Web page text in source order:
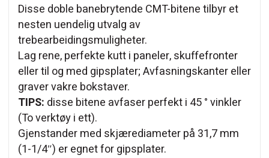
Disse doble banebrytende CMT-bitene tilbyr et
nesten uendelig utvalg av
trebearbeidingsmuligheter.
Lag rene, perfekte kutt i paneler, skuffefronter
eller til og med gipsplater; Avfasningskanter eller
graver vakre bokstaver.
TIPS: disse bitene avfaser perfekt i 45 ° vinkler
(To verktøy i ett).
Gjenstander med skjærediameter på 31,7 mm
(1-1/4″) er egnet for gipsplater.